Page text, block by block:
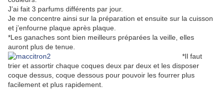
J’ai fait 3 parfums différents par jour.
Je me concentre ainsi sur la préparation et ensuite sur la cuisson
et j’enfourne plaque après plaque.
*Les ganaches sont bien meilleurs préparées la veille, elles
auront plus de tenue.
*Il faut
trier et assortir chaque coques deux par deux et les disposer
coque dessus, coque dessous pour pouvoir les fourrer plus
facilement et plus rapidement.